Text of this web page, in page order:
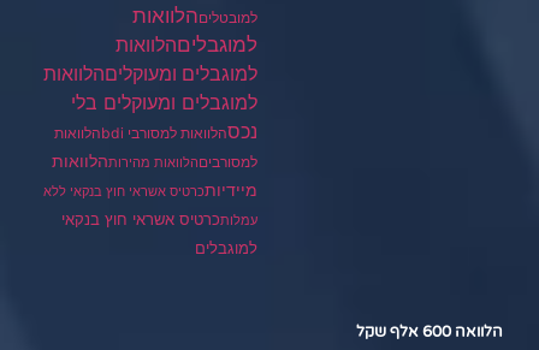
למובטליםהלוואות
למוגבליםהלוואות
למוגבלים ומעוקליםהלוואות
למוגבלים ומעוקלים בלי
נכסהלוואות למסורבי bdi
הלוואות
למסורביםהלוואות מהירותהלוואות
מיידיותכרטיס אשראי חוץ בנקאי ללא
עמלותכרטיס אשראי חוץ בנקאי
למוגבלים
הלוואה 600 אלף שקל